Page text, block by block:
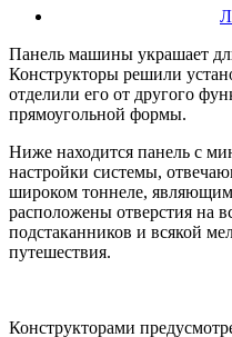
Панель машины украшает
Конструкторы решили
отделили его от другого
прямоугольной формы.
Ниже находится панель с
настройки системы,
широком тоннеле,
расположены отверстия на
подстаканников и всякой
путешествия.
Конструкторами